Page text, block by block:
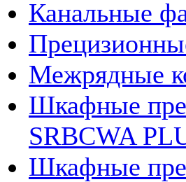
Канальные
Межрядные
Шкафные
SRBCWA
Шкафные